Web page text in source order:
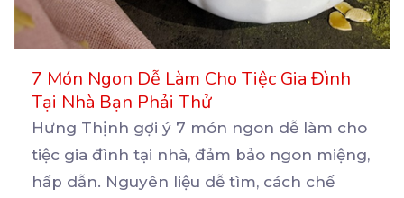
7 Món Ngon Dễ Làm Cho Tiệc Gia Đình
Tại Nhà Bạn Phải Thử
Hưng Thịnh gợi ý 7 món ngon dễ làm cho
tiệc gia đình tại nhà, đảm bảo ngon miệng,
hấp dẫn. Nguyên liệu dễ tìm, cách chế